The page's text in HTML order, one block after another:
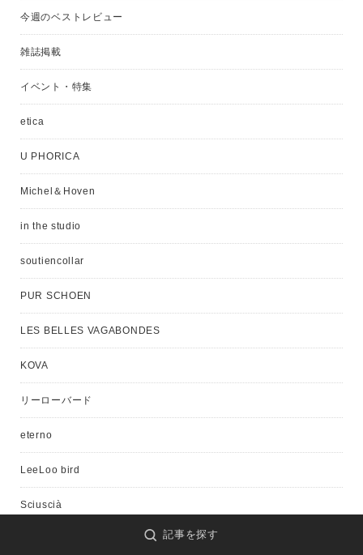
今週のベストレビュー
雑誌掲載
イベント・特集
etica
U PHORICA
Michel＆Hoven
in the studio
soutiencollar
PUR SCHOEN
LES BELLES VAGABONDES
KOVA
リーローバード
eterno
LeeLoo bird
Sciuscià
記事を探す